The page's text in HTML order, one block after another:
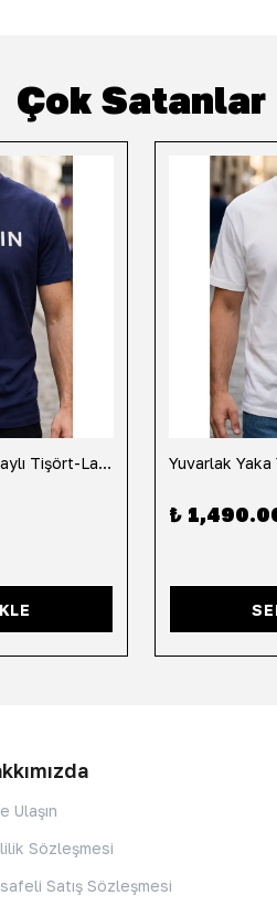
Çok Satanlar
Yuvarlak Yaka Yazı Detaylı Tişört-Lacivert
₺
Ulaşın
Sözleşmesi
Satış Sözleşmesi